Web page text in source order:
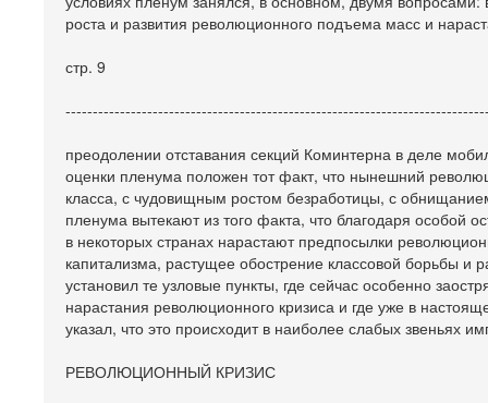
роста и развития революционного подъема масс и
стр. 9
преодолении отставания секций Коминтерна в деле
оценки пленума положен тот факт, что нынешний
класса, с чудовищным ростом безработицы, с
пленума вытекают из того факта, что благодаря особой
в некоторых странах нарастают предпосылки
капитализма, растущее обострение классовой борьбы
установил те узловые пункты, где сейчас особенно
нарастания революционного кризиса и где уже в
указал, что это происходит в наиболее слабых звеньях
РЕВОЛЮЦИОННЫЙ КРИЗИС